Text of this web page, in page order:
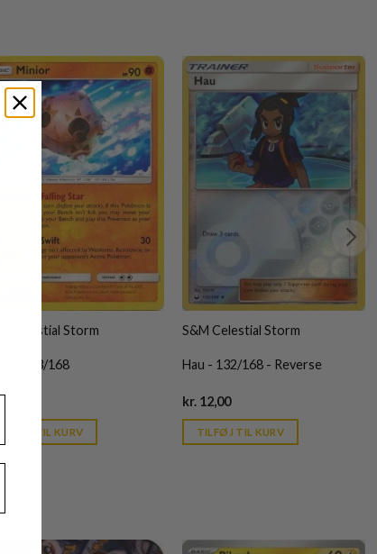
Celestial Storm
- 83/168
kr. 39,95.
TILFØJ TIL KURV
S&M Celestial Storm
Hau - 132/168 - Reverse
kr.12,00Current
is:
kr. 39,95.
TILFØJ TIL KURV